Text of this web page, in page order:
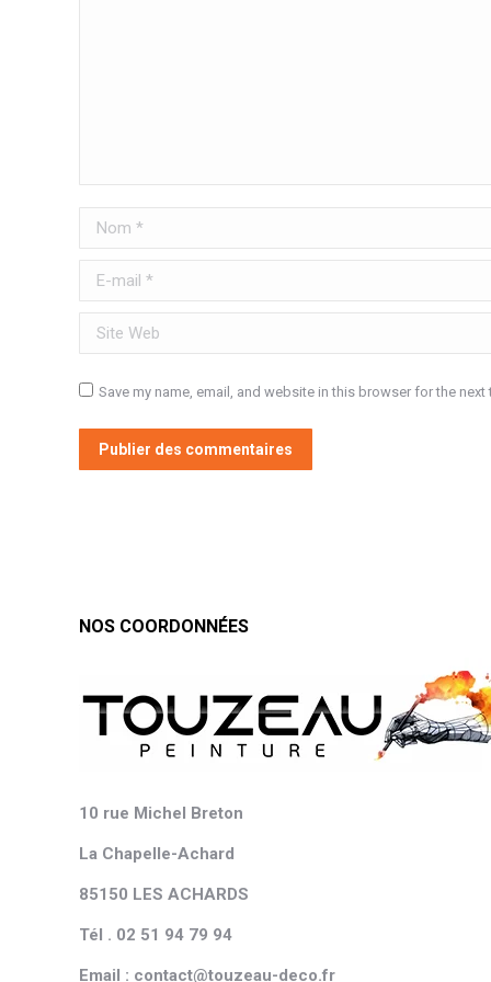
Nom *
E-mail *
Site Web
Save my name, email, and website in this browser for the next
Publier des commentaires
NOS COORDONNÉES
10 rue Michel Breton
La Chapelle-Achard
85150 LES ACHARDS
Tél . 02 51 94 79 94
Email : contact@touzeau-deco.fr